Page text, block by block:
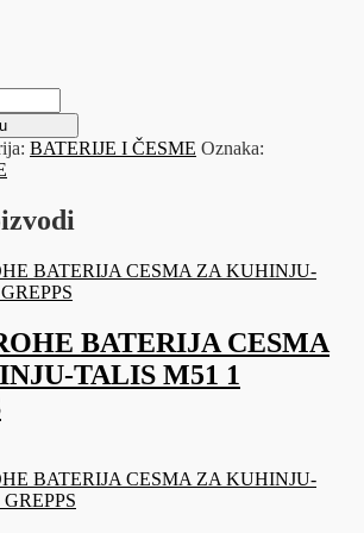
BATERIJE I ČESME Oznaka:
BATERIJA CESMA
TALIS M51 1